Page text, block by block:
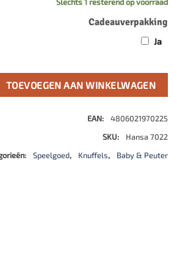
Cadeauverpakking
Ja
TOEVOEGEN AAN WINKELWAGEN
EAN:
4806021970225
SKU:
Hansa 7022
Speelgoed, Knuffels, Baby & Peuter